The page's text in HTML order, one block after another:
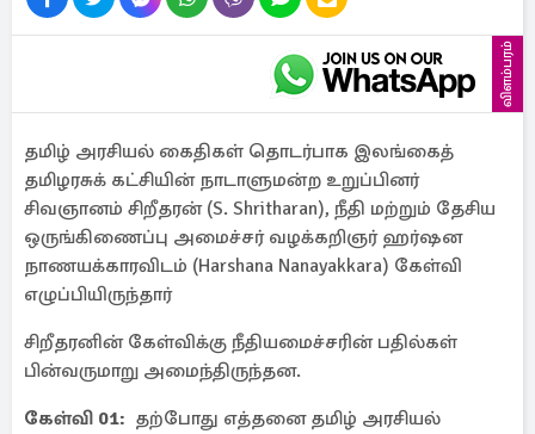
விளம்பரம்
தமிழ் அரசியல் கைதிகள் தொடர்பாக இலங்கைத்
தமிழரசுக் கட்சியின் நாடாளுமன்ற உறுப்பினர்
சிவஞானம் சிறீதரன் (S. Shritharan), நீதி மற்றும் தேசிய
ஒருங்கிணைப்பு அமைச்சர் வழக்கறிஞர் ஹர்ஷன
நாணயக்காரவிடம் (Harshana Nanayakkara) கேள்வி
எழுப்பியிருந்தார்
சிறீதரனின் கேள்விக்கு நீதியமைச்சரின் பதில்கள்
பின்வருமாறு அமைந்திருந்தன.
கேள்வி 01: தற்போது எத்தனை தமிழ் அரசியல்